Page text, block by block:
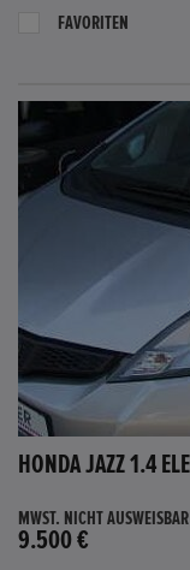
FAVORITEN
MWST. NICHT AUSWEISBAR
9.500 €